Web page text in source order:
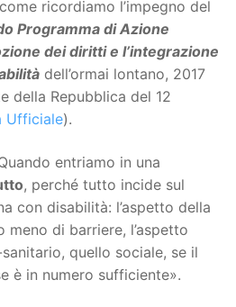
ricordiamo l’impegno del
Programma di Azione
dei diritti e l’integrazione
dell’ormai lontano, 2017
della Repubblica del 12
Ufficiale).
entriamo in una
, perché tutto incide sul
con disabilità: l’aspetto della
meno di barriere, l’aspetto
quello sociale, se il
è in numero sufficiente».